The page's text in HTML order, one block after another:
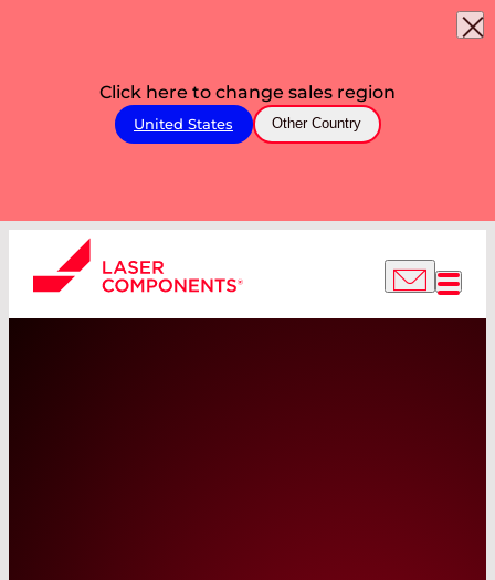
Click here to change sales region
United States Other Country